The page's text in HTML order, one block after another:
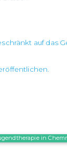
auf das
in